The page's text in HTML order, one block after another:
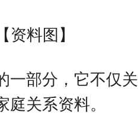
【资料图】
部分，它不仅
关系资料。